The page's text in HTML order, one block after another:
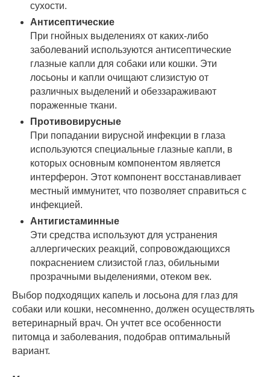
сухости.
Антисептические
При гнойных выделениях от каких-либо
заболеваний используются антисептические
глазные капли для собаки или кошки. Эти
лосьоны и капли очищают слизистую от
различных выделений и обеззараживают
пораженные ткани.
Противовирусные
При попадании вирусной инфекции в глаза
используются специальные глазные капли, в
которых основным компонентом является
интерферон. Этот компонент восстанавливает
местный иммунитет, что позволяет справиться с
инфекцией.
Антигистаминные
Эти средства используют для устранения
аллергических реакций, сопровождающихся
покраснением слизистой глаз, обильными
прозрачными выделениями, отеком век.
Выбор подходящих капель и лосьона для глаз для
собаки или кошки, несомненно, должен осуществлять
ветеринарный врач. Он учтет все особенности
питомца и заболевания, подобрав оптимальный
вариант.